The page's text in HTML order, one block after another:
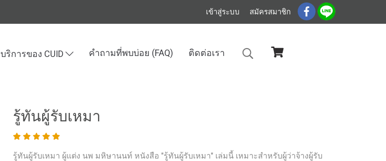
เข้าสู่ระบบ สมัครสมาชิก
บริการของ CUID คำถามที่พบบ่อย (FAQ) ติดต่อเรา
รู้ทันผู้รับเหมา
รู้ทันผู้รับเหมา ผู้แต่ง นพ มหิษานนท์ หนังสือ "รู้ทันผู้รับเหมา" เล่มนี้ เหมาะสำหรับผู้ว่าจ้างผู้รับ